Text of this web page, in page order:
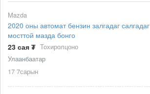
Mazda
2020 оны автомат бензин залгадаг салгадаг
мосттой мазда бонго
23 сая ₮ Тохиролцоно
Улаанбаатар
17 7сарын